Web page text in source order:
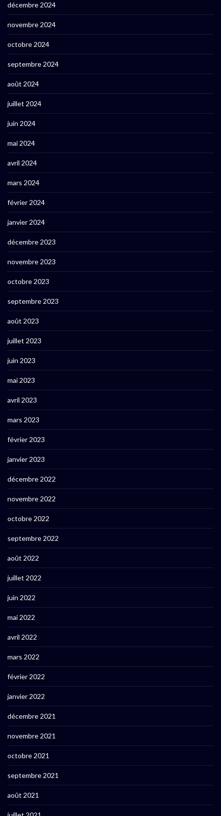
décembre 2024
novembre 2024
octobre 2024
septembre 2024
août 2024
juillet 2024
juin 2024
mai 2024
avril 2024
mars 2024
février 2024
janvier 2024
décembre 2023
novembre 2023
octobre 2023
septembre 2023
août 2023
juillet 2023
juin 2023
mai 2023
avril 2023
mars 2023
février 2023
janvier 2023
décembre 2022
novembre 2022
octobre 2022
septembre 2022
août 2022
juillet 2022
juin 2022
mai 2022
avril 2022
mars 2022
février 2022
janvier 2022
décembre 2021
novembre 2021
octobre 2021
septembre 2021
août 2021